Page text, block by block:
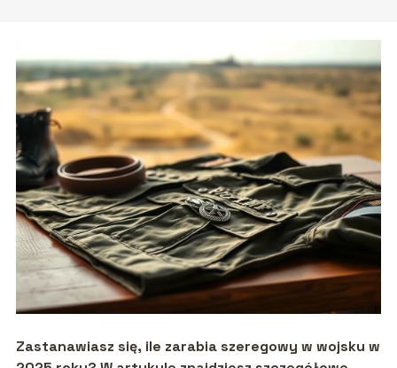
Zastanawiasz się, ile zarabia szeregowy w wojsku w